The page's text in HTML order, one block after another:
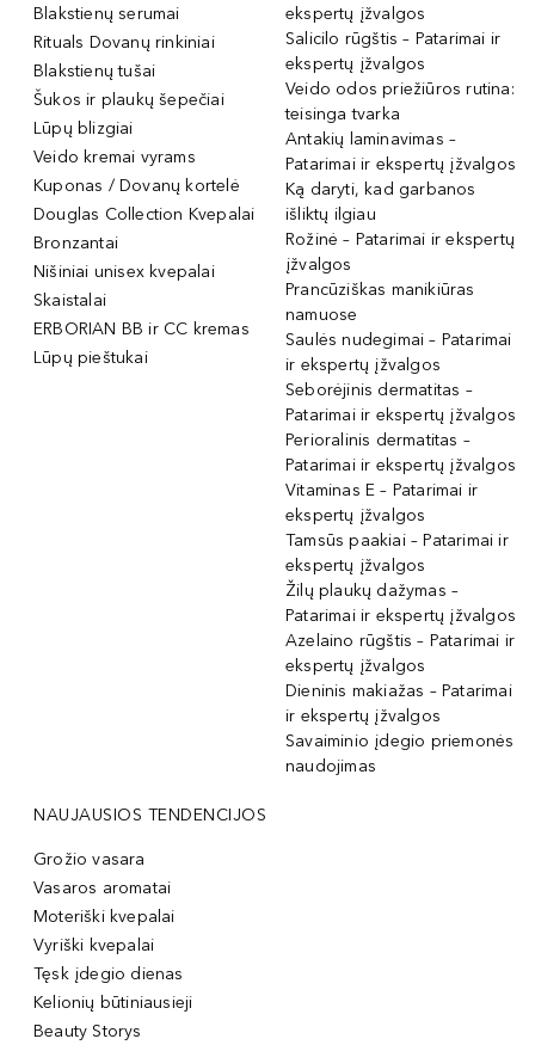
Blakstienų serumai
Rituals Dovanų rinkiniai
Blakstienų tušai
Šukos ir plaukų šepečiai
Lūpų blizgiai
Veido kremai vyrams
Kuponas / Dovanų kortelė
Douglas Collection Kvepalai
Bronzantai
Nišiniai unisex kvepalai
Skaistalai
ERBORIAN BB ir CC kremas
Lūpų pieštukai
ekspertų įžvalgos
Salicilo rūgštis – Patarimai ir
ekspertų įžvalgos
Veido odos priežiūros rutina:
teisinga tvarka
Antakių laminavimas –
Patarimai ir ekspertų įžvalgos
Ką daryti, kad garbanos
išliktų ilgiau
Rožinė – Patarimai ir ekspertų
įžvalgos
Prancūziškas manikiūras
namuose
Saulės nudegimai – Patarimai
ir ekspertų įžvalgos
Seborėjinis dermatitas –
Patarimai ir ekspertų įžvalgos
Perioralinis dermatitas –
Patarimai ir ekspertų įžvalgos
Vitaminas E – Patarimai ir
ekspertų įžvalgos
Tamsūs paakiai – Patarimai ir
ekspertų įžvalgos
Žilų plaukų dažymas –
Patarimai ir ekspertų įžvalgos
Azelaino rūgštis – Patarimai ir
ekspertų įžvalgos
Dieninis makiažas – Patarimai
ir ekspertų įžvalgos
Savaiminio įdegio priemonės
naudojimas
NAUJAUSIOS TENDENCIJOS
Grožio vasara
Vasaros aromatai
Moteriški kvepalai
Vyriški kvepalai
Tęsk įdegio dienas
Kelionių būtiniausieji
Beauty Storys